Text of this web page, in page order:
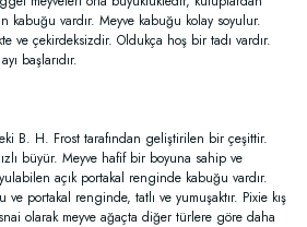
kabuğu vardır. Meyve kabuğu kolay soyulur.
ve çekirdeksizdir. Oldukça hoş bir tadı vardır.
başlarıdır.
B. H. Frost tarafından geliştirilen bir çeşittir.
büyür. Meyve hafif bir boyuna sahip ve
açık portakal renginde kabuğu vardır.
portakal renginde, tatlı ve yumuşaktır. Pixie kış
olarak meyve ağaçta diğer türlere göre daha